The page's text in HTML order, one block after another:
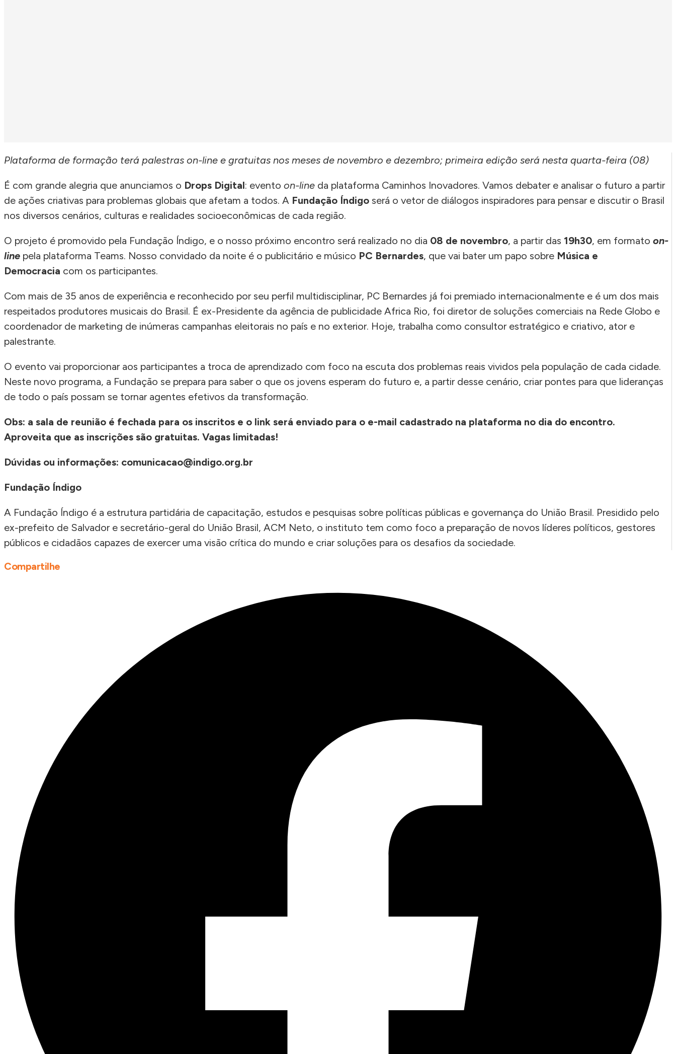
Plataforma de formação terá palestras on-line e gratuitas nos meses de novembro e dezembro; primeira edição será nesta quarta-feira (08)
É com grande alegria que anunciamos o Drops Digital: evento on-line da plataforma Caminhos Inovadores. Vamos debater e analisar o futuro a partir
de ações criativas para problemas globais que afetam a todos. A Fundação Índigo será o vetor de diálogos inspiradores para pensar e discutir o Brasil
nos diversos cenários, culturas e realidades socioeconômicas de cada região.
O projeto é promovido pela Fundação Índigo, e o nosso próximo encontro será realizado no dia 08 de novembro, a partir das 19h30, em formato on-
line pela plataforma Teams. Nosso convidado da noite é o publicitário e músico PC Bernardes, que vai bater um papo sobre Música e
Democracia com os participantes.
Com mais de 35 anos de experiência e reconhecido por seu perfil multidisciplinar, PC Bernardes já foi premiado internacionalmente e é um dos mais
respeitados produtores musicais do Brasil. É ex-Presidente da agência de publicidade Africa Rio, foi diretor de soluções comerciais na Rede Globo e
coordenador de marketing de inúmeras campanhas eleitorais no país e no exterior. Hoje, trabalha como consultor estratégico e criativo, ator e
palestrante.
O evento vai proporcionar aos participantes a troca de aprendizado com foco na escuta dos problemas reais vividos pela população de cada cidade.
Neste novo programa, a Fundação se prepara para saber o que os jovens esperam do futuro e, a partir desse cenário, criar pontes para que lideranças
de todo o país possam se tornar agentes efetivos da transformação.
Obs: a sala de reunião é fechada para os inscritos e o link será enviado para o e-mail cadastrado na plataforma no dia do encontro.
Aproveita que as inscrições são gratuitas. Vagas limitadas!
Dúvidas ou informações: comunicacao@indigo.org.br
Fundação Índigo
A Fundação Índigo é a estrutura partidária de capacitação, estudos e pesquisas sobre políticas públicas e governança do União Brasil. Presidido pelo
ex-prefeito de Salvador e secretário-geral do União Brasil, ACM Neto, o instituto tem como foco a preparação de novos líderes políticos, gestores
públicos e cidadãos capazes de exercer uma visão crítica do mundo e criar soluções para os desafios da sociedade.
Compartilhe